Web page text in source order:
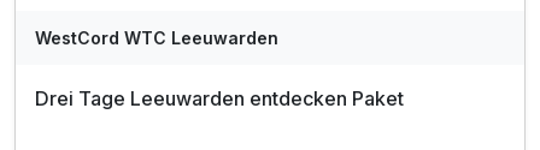
WestCord WTC Leeuwarden
Drei Tage Leeuwarden entdecken Paket